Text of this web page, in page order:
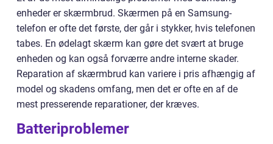
enheder er skærmbrud. Skærmen på en Samsung-
telefon er ofte det første, der går i stykker, hvis telefonen
tabes. En ødelagt skærm kan gøre det svært at bruge
enheden og kan også forværre andre interne skader.
Reparation af skærmbrud kan variere i pris afhængig af
model og skadens omfang, men det er ofte en af de
mest presserende reparationer, der kræves.
Batteriproblemer